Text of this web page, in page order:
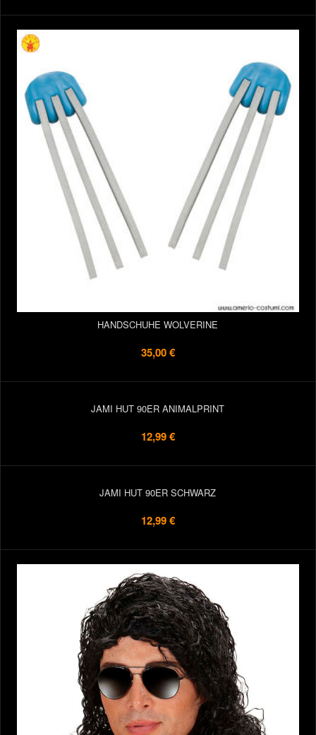
HANDSCHUHE WOLVERINE
35,00 €
JAMI HUT 90ER ANIMALPRINT
12,99 €
JAMI HUT 90ER SCHWARZ
12,99 €